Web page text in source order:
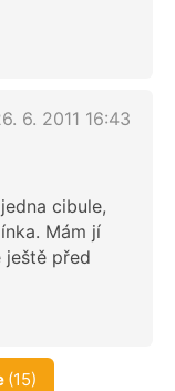
6. 2011 16:43
cibule,
Mám jí
ještě před
(15)